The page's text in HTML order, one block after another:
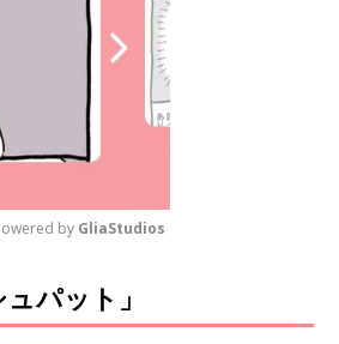
M
u
by GliaStudios
パット」